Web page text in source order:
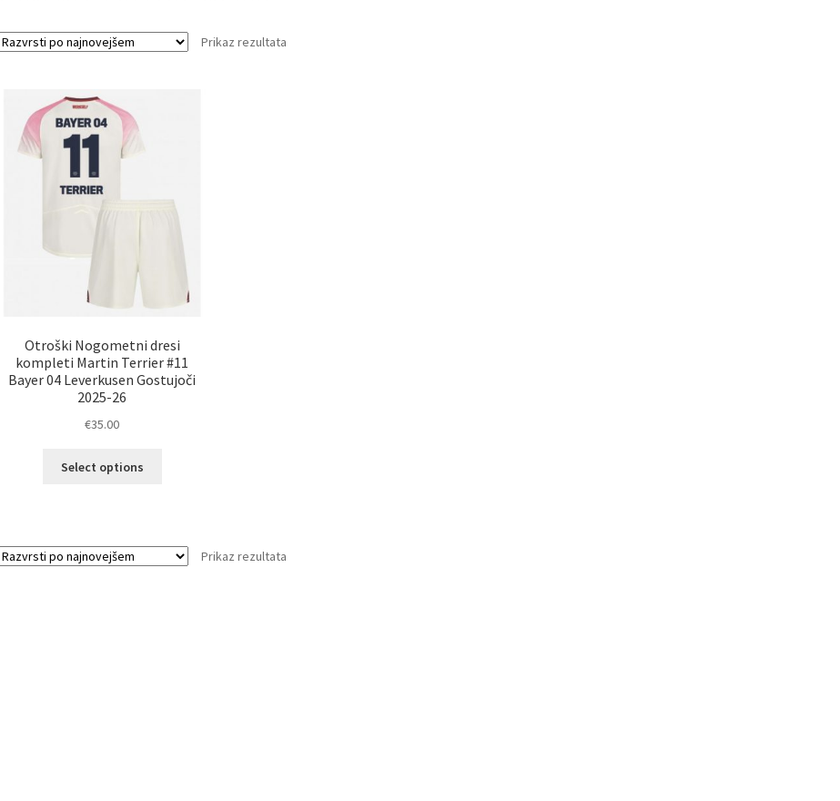
Prikaz rezultata
Otroški Nogometni dresi
kompleti Martin Terrier #11
Bayer 04 Leverkusen Gostujoči
2025-26
€35.00
Select options
MožnostiPrikaz rezultata